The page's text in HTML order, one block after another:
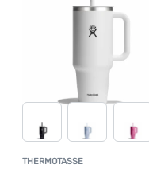
THERMOTASSE